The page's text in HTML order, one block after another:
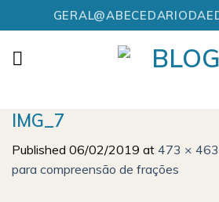
to
content
IMG_7
Published 06/02/2019 at 473 × 463
para compreensão de frações